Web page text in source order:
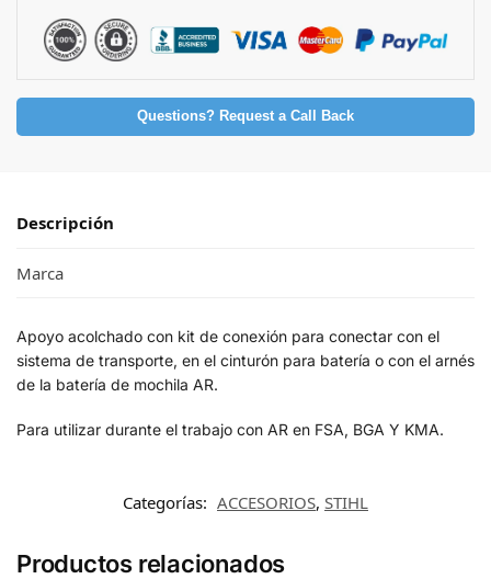
Questions? Request a Call Back
Descripción
Marca
Apoyo acolchado con kit de conexión para conectar con el
sistema de transporte, en el cinturón para batería o con el arnés
de la batería de mochila AR.
Para utilizar durante el trabajo con AR en FSA, BGA Y KMA.
Categorías: ACCESORIOS, STIHL
Productos relacionados